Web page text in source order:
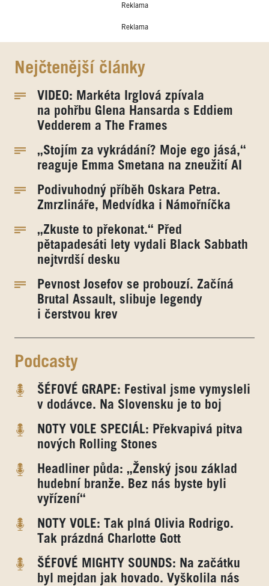
Reklama
Reklama
Nejčtenější články
VIDEO: Markéta Irglová zpívala
na pohřbu Glena Hansarda s Eddiem
Vedderem a The Frames
„Stojím za vykrádání? Moje ego jásá,“
reaguje Emma Smetana na zneužití AI
Podivuhodný příběh Oskara Petra.
Zmrzlináře, Medvídka i Námořníčka
„Zkuste to překonat.“ Před
pětapadesáti lety vydali Black Sabbath
nejtvrdší desku
Pevnost Josefov se probouzí. Začíná
Brutal Assault, slibuje legendy
i čerstvou krev
Podcasty
ŠÉFOVÉ GRAPE: Festival jsme vymysleli
v dodávce. Na Slovensku je to boj
NOTY VOLE SPECIÁL: Překvapivá pitva
nových Rolling Stones
Headliner půda: „Ženský jsou základ
hudební branže. Bez nás byste byli
vyřízení“
NOTY VOLE: Tak plná Olivia Rodrigo.
Tak prázdná Charlotte Gott
ŠÉFOVÉ MIGHTY SOUNDS: Na začátku
byl mejdan jak hovado. Vyškolila nás